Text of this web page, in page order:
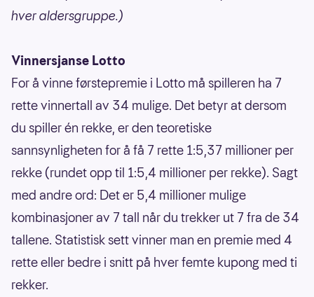
hver aldersgruppe.)
Vinnersjanse Lotto
For å vinne førstepremie i Lotto må spilleren ha 7
rette vinnertall av 34 mulige. Det betyr at dersom
du spiller én rekke, er den teoretiske
sannsynligheten for å få 7 rette 1:5,37 millioner per
rekke (rundet opp til 1:5,4 millioner per rekke). Sagt
med andre ord: Det er 5,4 millioner mulige
kombinasjoner av 7 tall når du trekker ut 7 fra de 34
tallene. Statistisk sett vinner man en premie med 4
rette eller bedre i snitt på hver femte kupong med ti
rekker.